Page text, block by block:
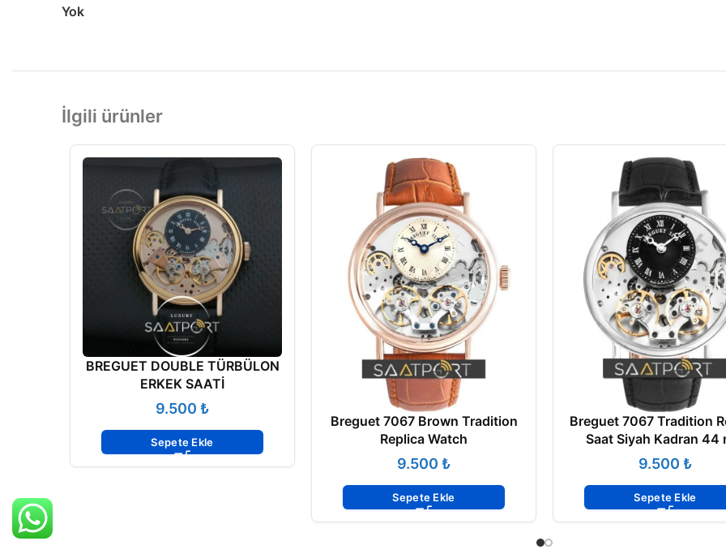
Yok
İlgili ürünler
BREGUET DOUBLE TÜRBÜLON
ERKEK SAATİ
₺
Sepete Ekle
Breguet 7067 Brown Tradition
Replica Watch
₺
Sepete Ekle
Breguet 7067 Tradition
Saat Siyah Kadran 44
₺
Sepete Ekle